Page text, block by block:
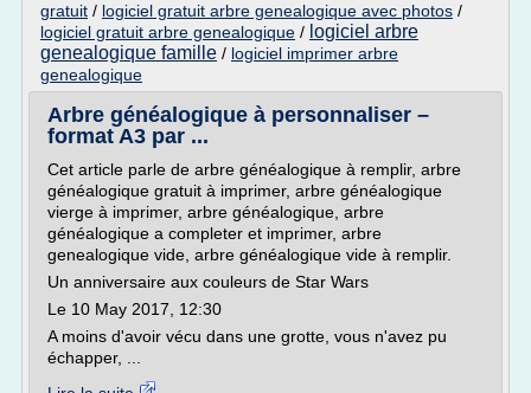
gratuit / logiciel gratuit arbre genealogique avec photos /
logiciel gratuit arbre genealogique / logiciel arbre
genealogique famille / logiciel imprimer arbre
genealogique
Arbre généalogique à personnaliser –
format A3 par ...
Cet article parle de arbre généalogique à remplir, arbre
généalogique gratuit à imprimer, arbre généalogique
vierge à imprimer, arbre généalogique, arbre
généalogique a completer et imprimer, arbre
genealogique vide, arbre généalogique vide à remplir.
Un anniversaire aux couleurs de Star Wars
Le 10 May 2017, 12:30
A moins d'avoir vécu dans une grotte, vous n'avez pu
échapper, ...